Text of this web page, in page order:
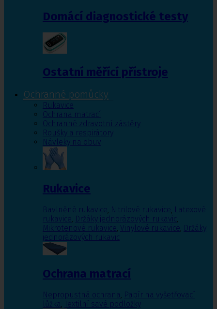
Domácí diagnostické testy
Ostatní měřící přístroje
Ochranné pomůcky
Rukavice
Ochrana matrací
Ochranné zdravotní zástěry
Roušky a respirátory
Návleky na obuv
Rukavice
Bavlněné rukavice, Nitrilové rukavice, Latexové
rukavice, Držáky jednorázových rukavic,
Mikrotenové rukavice, Vinylové rukavice, Držáky
jednorázových rukavic
Ochrana matrací
Nepropustná ochrana, Papír na vyšetřovací
lůžka, Textilní savé podložky